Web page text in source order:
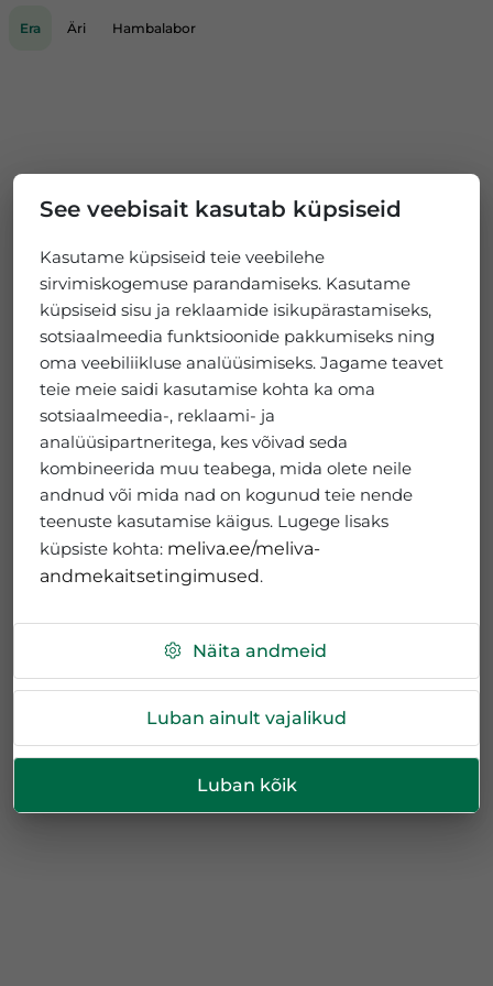
See veebisait kasutab küpsiseid
Kasutame küpsiseid teie veebilehe
sirvimiskogemuse parandamiseks. Kasutame
küpsiseid sisu ja reklaamide isikupärastamiseks,
sotsiaalmeedia funktsioonide pakkumiseks ning
oma veebiliikluse analüüsimiseks. Jagame teavet
teie meie saidi kasutamise kohta ka oma
sotsiaalmeedia-, reklaami- ja
analüüsipartneritega, kes võivad seda
kombineerida muu teabega, mida olete neile
andnud või mida nad on kogunud teie nende
teenuste kasutamise käigus. Lugege lisaks
küpsiste kohta: meliva.ee/meliva-
andmekaitsetingimused.
Näita andmeid
Luban ainult vajalikud
Luban kõik
Era Äri Hambalabor